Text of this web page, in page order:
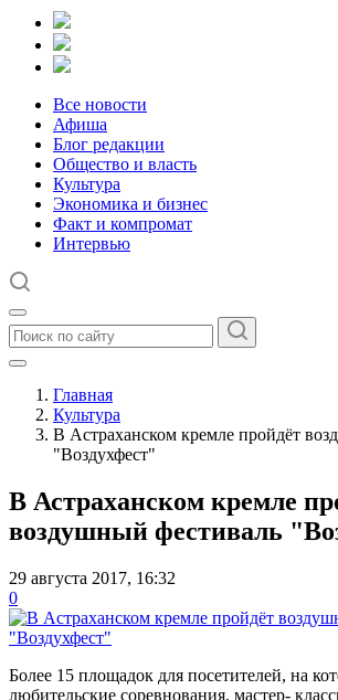
Все новости
Афиша
Блог редакции
Общество и власть
Культура
Экономика и бизнес
Факт и компромат
Интервью
Главная
Культура
В Астраханском кремле пройдёт
"Воздухфест"
В Астраханском кремле
воздушный фестиваль
29 августа 2017, 16:32
0
Более 15 площадок для посетителей, на
любительские соревнования, мастер-